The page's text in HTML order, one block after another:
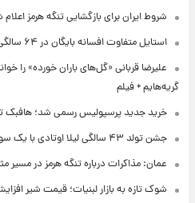
برای بازگشایی تنگه هرمز اعلام شد
افسانه بایگان در ۶۴ سالگی + عکس
قربانی «گل‌های باران خورده» را خواند/ رفتی و
فیلم
پرسپولیس رسمی شد؛ هافبک تازه‌وارد با
سورپرایز ویژه + فیلم
درباره تنگه هرمز در مسیر مثبتی قرار دارد
به بازار لبنیات؛ قیمت شیر افزایش یافت